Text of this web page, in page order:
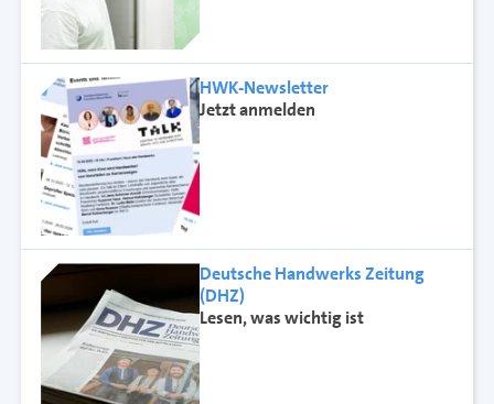
HWK-Newsletter
Jetzt anmelden
Deutsche Handwerks Zeitung
(DHZ)
Lesen, was wichtig ist